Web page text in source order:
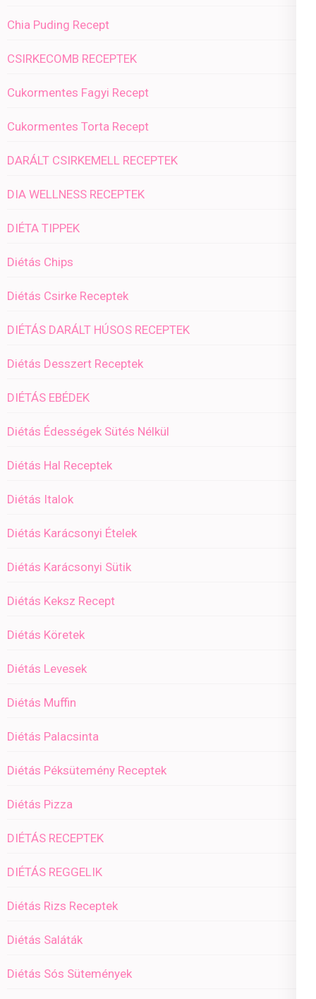
Chia Puding Recept
CSIRKECOMB RECEPTEK
Cukormentes Fagyi Recept
Cukormentes Torta Recept
DARÁLT CSIRKEMELL RECEPTEK
DIA WELLNESS RECEPTEK
DIÉTA TIPPEK
Diétás Chips
Diétás Csirke Receptek
DIÉTÁS DARÁLT HÚSOS RECEPTEK
Diétás Desszert Receptek
DIÉTÁS EBÉDEK
Diétás Édességek Sütés Nélkül
Diétás Hal Receptek
Diétás Italok
Diétás Karácsonyi Ételek
Diétás Karácsonyi Sütik
Diétás Keksz Recept
Diétás Köretek
Diétás Levesek
Diétás Muffin
Diétás Palacsinta
Diétás Péksütemény Receptek
Diétás Pizza
DIÉTÁS RECEPTEK
DIÉTÁS REGGELIK
Diétás Rizs Receptek
Diétás Saláták
Diétás Sós Sütemények